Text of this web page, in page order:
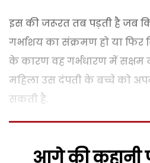
इस की जरूरत तब पड़ती है जब
गर्भाशय का संक्रमण हो या फिर
के कारण वह गर्भधारण में सक्षम
महिला उस दंपती के बच्चे को
सकती है.
आगे की कहानी